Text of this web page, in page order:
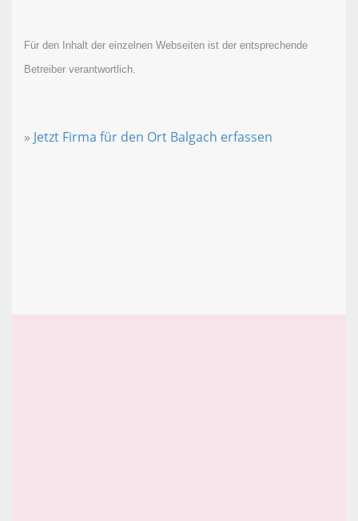
Für den Inhalt der einzelnen Webseiten ist der entsprechende
Betreiber verantwortlich.
» Jetzt Firma für den Ort Balgach erfassen